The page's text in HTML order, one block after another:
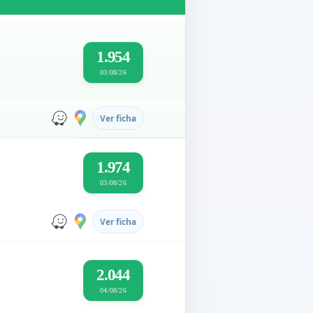
1.954
03/08/26
Ver ficha
1.974
03/08/26
Ver ficha
2.044
04/08/26